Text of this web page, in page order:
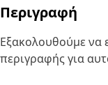
Περιγραφή
Εξακολουθούμε να
περιγραφής για